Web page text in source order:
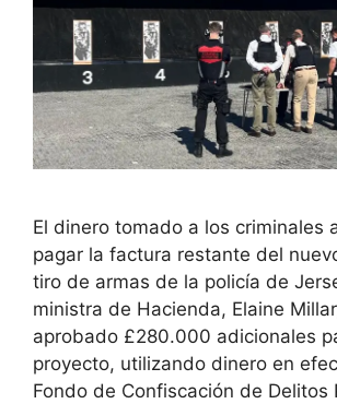
El dinero tomado a los criminales
pagar la factura restante del
tiro de armas de la policía de
ministra de Hacienda, Elaine
aprobado £280.000 adicionales
proyecto, utilizando dinero en
Fondo de Confiscación de Delitos